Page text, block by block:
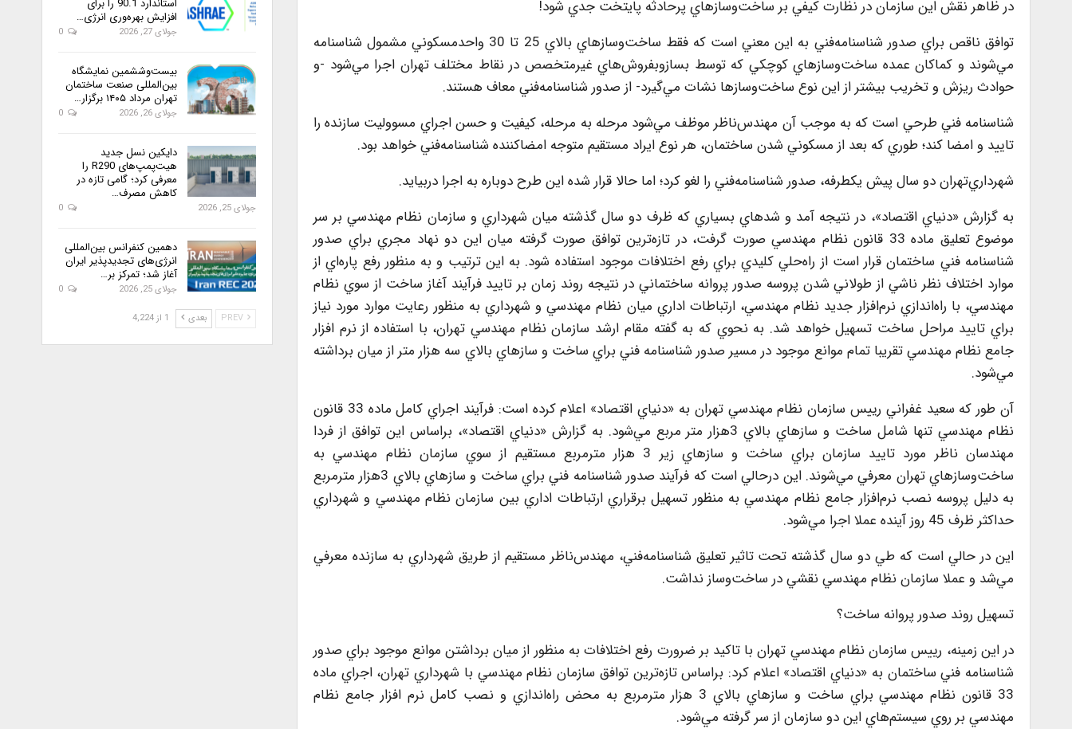
در ظاهر نقش اين سازمان در نظارت كيفي بر ساخت‌وسازهاي پرحادثه پايتخت جدي شود!
توافق ناقص براي صدور شناسنامه‌فني به اين معني است كه فقط ساخت‌وسازهاي بالاي 25 تا 30 واحدمسكوني مشمول شناسنامه
مي‌شوند و كماكان عمده ساخت‌وسازهاي كوچكي كه توسط بسازوبفروش‌هاي غيرمتخصص در نقاط مختلف تهران اجرا مي‌شود -و
حوادث ريزش و تخريب بيشتر از اين نوع ساخت‌وسازها نشات مي‌گيرد- از صدور شناسنامه‌فني معاف هستند.
شناسنامه‌ فني طرحي است كه به موجب آن مهندس‌ناظر موظف مي‌شود مرحله‌ به‌ مرحله، كيفيت و حسن اجراي مسووليت سازنده‌ را
تاييد و امضا كند؛ طوري كه بعد از مسكوني شدن ساختمان، هر نوع ايراد مستقيم متوجه امضا‌كننده شناسنامه‌فني خواهد بود.
شهرداري‌تهران دو سال پيش يكطرفه، صدور شناسنامه‌فني را لغو كرد؛ اما حالا قرار شده اين طرح دوباره به اجرا دربيايد.
به گزارش «دنياي اقتصاد»، در نتيجه آمد و شدهاي بسياري که ظرف دو سال گذشته ميان شهرداري و سازمان نظام مهندسي بر سر
موضوع تعليق ماده 33 قانون نظام مهندسي صورت گرفت، در تازه‌ترين توافق صورت گرفته ميان اين دو نهاد مجري براي صدور
شناسنامه فني ساختمان قرار است از راه‌حلي کليدي براي رفع اختلافات موجود استفاده شود. به اين ترتيب و به منظور رفع پاره‌اي از
موارد اختلاف نظر ناشي از طولاني شدن پروسه صدور پروانه ساختماني در نتيجه روند زمان بر تاييد فرآيند آغاز ساخت از سوي نظام
مهندسي، با راه‌اندازي نرم‌افزار جديد نظام مهندسي، ارتباطات اداري ميان نظام مهندسي و شهرداري به منظور رعايت موارد مورد نياز
براي تاييد مراحل ساخت تسهيل خواهد شد. به نحوي که به گفته مقام ارشد سازمان نظام مهندسي تهران، با استفاده از نرم افزار
جامع نظام مهندسي تقريبا تمام موانع موجود در مسير صدور شناسنامه فني براي ساخت و سازهاي بالاي سه هزار متر از ميان برداشته
مي‌شود.
آن طور که سعيد غفراني رييس سازمان نظام مهندسي تهران به «دنياي اقتصاد» اعلام کرده است: فرآيند اجراي کامل ماده 33 قانون
نظام مهندسي تنها شامل ساخت و سازهاي بالاي 3هزار متر مربع مي‌شود. به گزارش «دنياي اقتصاد»، براساس اين توافق از فردا
مهندسان ناظر مورد تاييد سازمان براي ساخت و سازهاي زير 3 هزار مترمربع مستقيم از سوي سازمان نظام مهندسي به
ساخت‌وسازهاي تهران معرفي مي‌شوند. اين درحالي است که فرآيند صدور شناسنامه فني براي ساخت و سازهاي بالاي 3هزار مترمربع
به دليل پروسه نصب نرم‌افزار جامع نظام مهندسي به منظور تسهيل برقراري ارتباطات اداري بين سازمان نظام مهندسي و شهرداري
حداکثر ظرف 45 روز آينده عملا اجرا مي‌شود.
اين در حالي است كه طي دو سال گذشته تحت تاثير تعليق شناسنامه‌فني، مهندس‌ناظر مستقيم از طريق شهرداري به سازنده معرفي
مي‌شد و عملا سازمان نظام مهندسي نقشي در ساخت‌وساز نداشت.
تسهيل روند صدور پروانه ساخت؟
در اين زمينه، رييس سازمان نظام مهندسي تهران با تاکيد بر ضرورت رفع اختلافات به منظور از ميان برداشتن موانع موجود براي صدور
شناسنامه فني ساختمان به «دنياي اقتصاد» اعلام کرد: براساس تازه‌ترين توافق سازمان نظام مهندسي با شهرداري تهران، اجراي ماده
33 قانون نظام مهندسي براي ساخت و سازهاي بالاي 3 هزار مترمربع به محض راه‌اندازي و نصب کامل نرم افزار جامع نظام
مهندسي بر روي سيستم‌هاي اين دو سازمان از سر گرفته مي‌شود.
استاندارد 90.1 را برای
افزایش بهره‌وری انرژی…
جولای 27, 2026
بیست‌وششمین نمایشگاه
بین‌المللی صنعت ساختمان
تهران مرداد ۱۴۰۵ برگزار…
جولای 26, 2026
دایکین نسل جدید
هیت‌پمپ‌های R290 را
معرفی کرد؛ گامی تازه در
کاهش مصرف…
جولای 25, 2026
دهمین کنفرانس بین‌المللی
انرژی‌های تجدیدپذیر ایران
آغاز شد؛ تمرکز بر…
جولای 25, 2026
بعدی 1 از 4,224